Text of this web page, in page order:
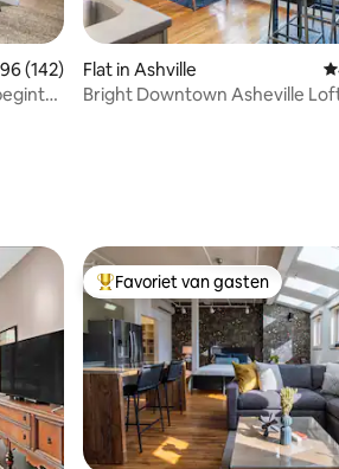
beoordeling van 4,96 op 5, 142
(142)
Flat in Ashville
Bright Downtown Asheville
Topfavoriet van gasten
Favoriet van gasten